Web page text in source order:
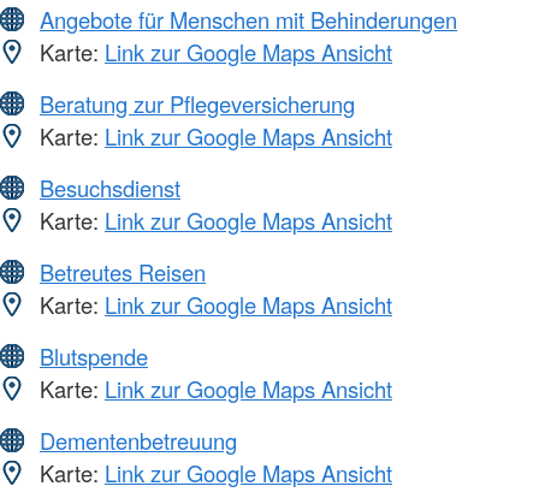
Angebote für Menschen mit Behinderungen
Karte: Link zur Google Maps Ansicht
Beratung zur Pflegeversicherung
Karte: Link zur Google Maps Ansicht
Besuchsdienst
Karte: Link zur Google Maps Ansicht
Betreutes Reisen
Karte: Link zur Google Maps Ansicht
Blutspende
Karte: Link zur Google Maps Ansicht
Dementenbetreuung
Karte: Link zur Google Maps Ansicht